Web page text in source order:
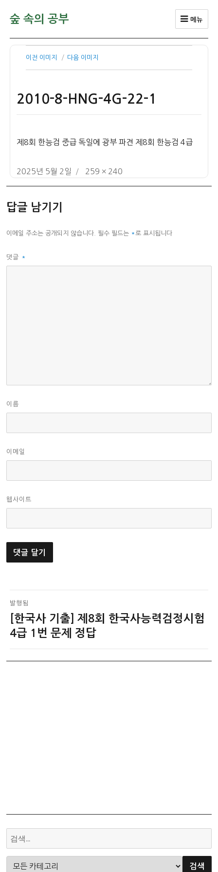
숲 속의 공부 메뉴
이전 이미지 다음 이미지
2010-8-HNG-4G-22-1
제8회 한능검 중급 독일에 광부 파견 제8회 한능검 4급
작
자
2025년 5월 2일
전
259 × 240
답글 남기기
이메일 주소는 공개되지 않습니다. 필수 필드는 *로 표시됩니다
댓글 *
이름
이메일
웹사이트
글
탐
색
발행됨
[한국사 기출] 제8회 한국사능력검정시험
4급 1번 문제 정답